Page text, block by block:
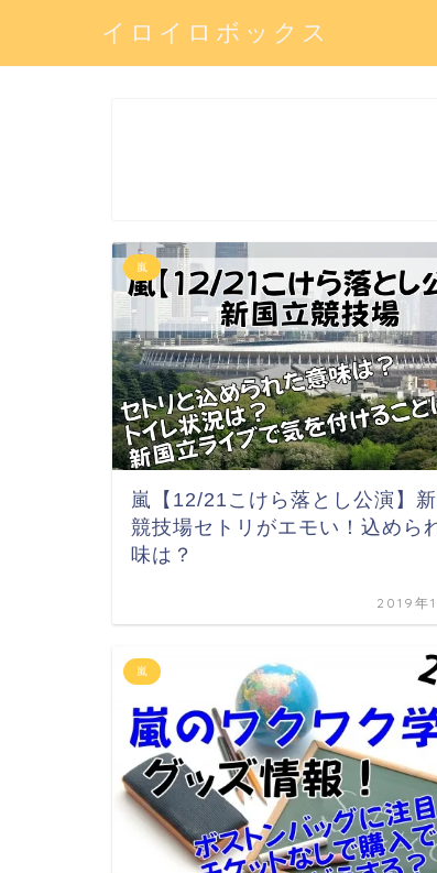
イロイロボックス
嵐
嵐【12/21こけら落とし公演】
競技場セトリがエモい！込めら
味は？
2019年
嵐